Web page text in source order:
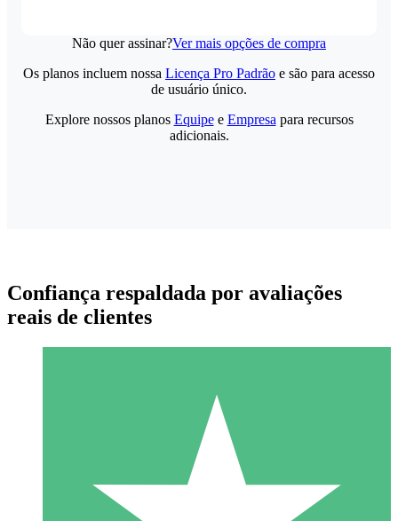
Não quer assinar?Ver mais opções de compra
Pacotes de Créditos Individuais
Pague conforme o uso com créditos de download. Sem
Os planos incluem nossa Licença Pro Padrão e são para acesso
de usuário único.
Explore nossos planos Equipee Empresa para recursos
adicionais.
Confiança respaldada por avaliações
reais de clientes